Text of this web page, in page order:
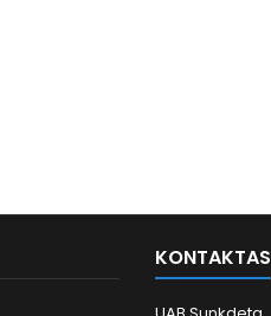
KONTAKTAS